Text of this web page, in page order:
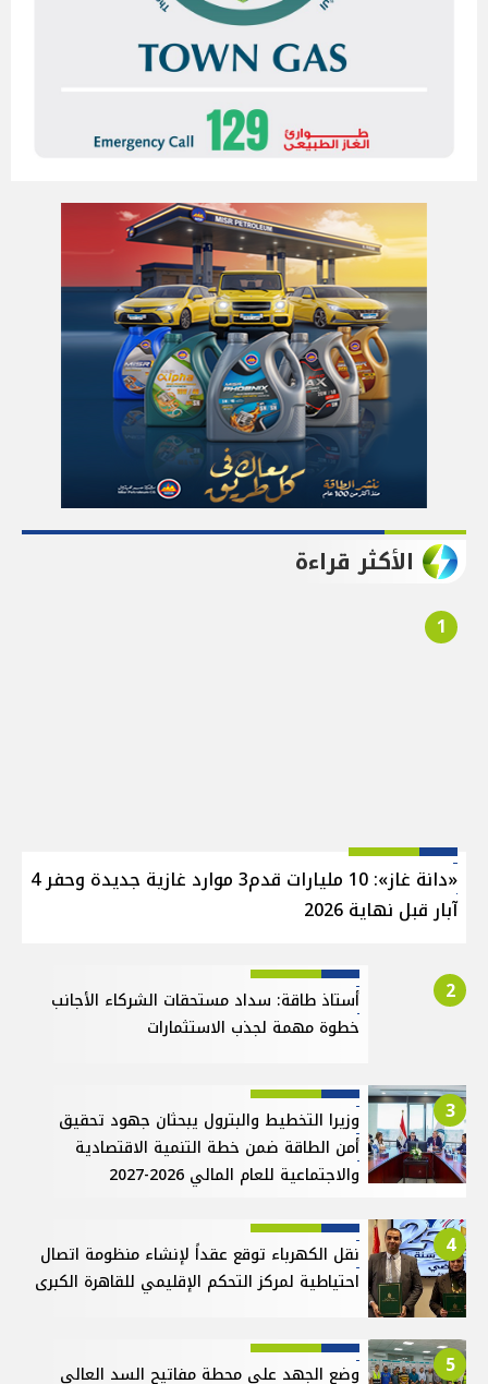
الأكثر قراءة
1
«دانة غاز»: 10 مليارات قدم3 موارد غازية جديدة وحفر 4
آبار قبل نهاية 2026
2
أستاذ طاقة: سداد مستحقات الشركاء الأجانب
خطوة مهمة لجذب الاستثمارات
3
وزيرا التخطيط والبترول يبحثان جهود تحقيق
أمن الطاقة ضمن خطة التنمية الاقتصادية
والاجتماعية للعام المالي 2026-2027
4
نقل الكهرباء توقع عقداً لإنشاء منظومة اتصال
احتياطية لمركز التحكم الإقليمي للقاهرة الكبرى
5 وضع الجهد على محطة مفاتيح السد العالي